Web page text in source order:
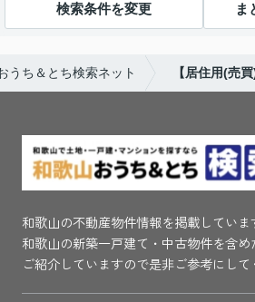
検索条件を変更 ま
うち＆とち検索ネット 【居住用(売
和歌山の不動産物件情報を掲載していま
和歌山の新築一戸建て・中古物件を含め
ご紹介していますので是非ご参考にして